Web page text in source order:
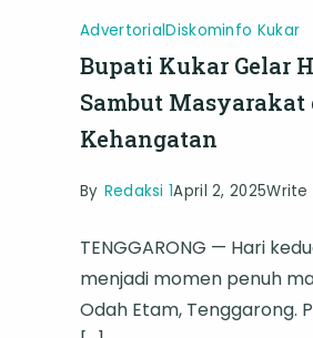
AdvertorialDiskominfo Kukar
Bupati Kukar Gelar
Sambut Masyarakat
Kehangatan
By Redaksi 1April 2, 2025Write
TENGGARONG — Hari
menjadi momen penuh
Odah Etam, Tenggarong.